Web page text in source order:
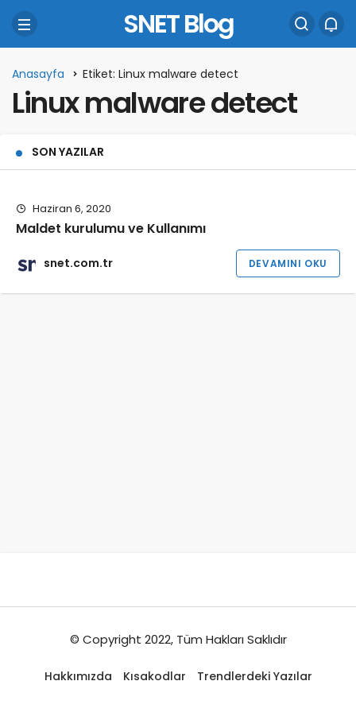
SNET Blog
Anasayfa Etiket: Linux malware detect
Linux malware detect
SON YAZILAR
Haziran 6, 2020
Maldet kurulumu ve Kullanımı
snet.com.tr DEVAMINI OKU
© Copyright 2022, Tüm Hakları Saklıdır
Hakkımızda Kısakodlar Trendlerdeki Yazılar